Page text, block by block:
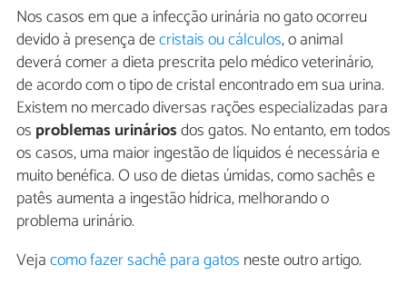
Nos casos em que a infecção urinária no gato ocorreu
devido à presença decristais ou cálculos, o animal
deverá comer a dieta prescrita pelo médico veterinário,
de acordo com o tipo de cristal encontrado em sua urina.
Existem no mercado diversas rações especializadas para
os problemas urináriosdos gatos. No entanto, em todos
os casos, uma maior ingestão de líquidos é necessária e
muito benéfica. O uso de dietas úmidas, como sachês e
patês aumenta a ingestão hídrica, melhorando o
problema urinário.
Vejacomo fazer sachê para gatos neste outro artigo.